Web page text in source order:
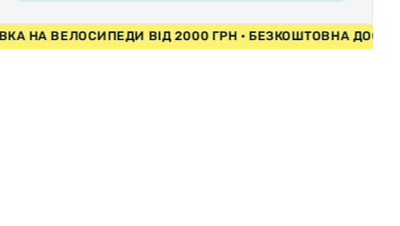
ВІД 2000 ГРН • БЕЗКОШТОВНА ДОСТАВКА